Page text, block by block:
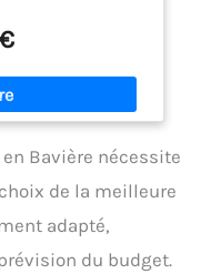
couteau, pince à
engin de
etc. Facile à
poids 663g
un sac à dos ou
pour les amateurs
urgences Large
ce kit de survie
alpinisme, etc.
Bavière nécessite
de la meilleure
adapté,
du budget.